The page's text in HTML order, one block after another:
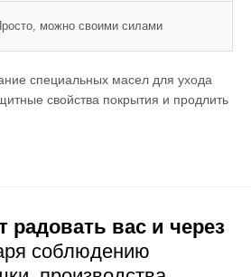
можно своими силами
специальных масел для ухода
свойства покрытия и продлить
радовать вас и через
соблюдению